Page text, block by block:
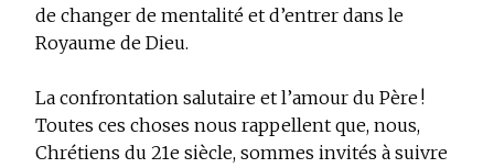
de changer de mentalité et d’entrer dans le
Royaume de Dieu.
La confrontation salutaire et l’amour du Père !
Toutes ces choses nous rappellent que, nous,
Chrétiens du 21e siècle, sommes invités à suivre